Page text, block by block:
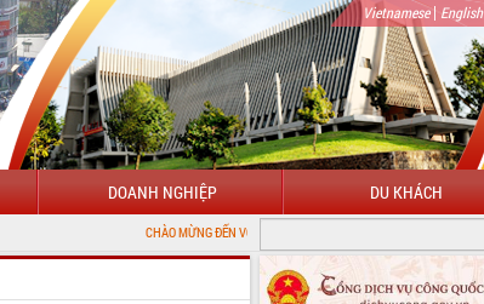
Vietnamese| English
DOANH NGHIỆP DU KHÁCH
CHÀO MỪNG ĐẾN VỚI CỔNG THÔNG TIN ĐIỆN TỬ TỈNH ĐẮK LẮK